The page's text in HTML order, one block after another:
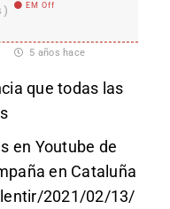
EM Off
5 años hace
que todas las
en Youtube de
en Cataluña
2021/02/13/